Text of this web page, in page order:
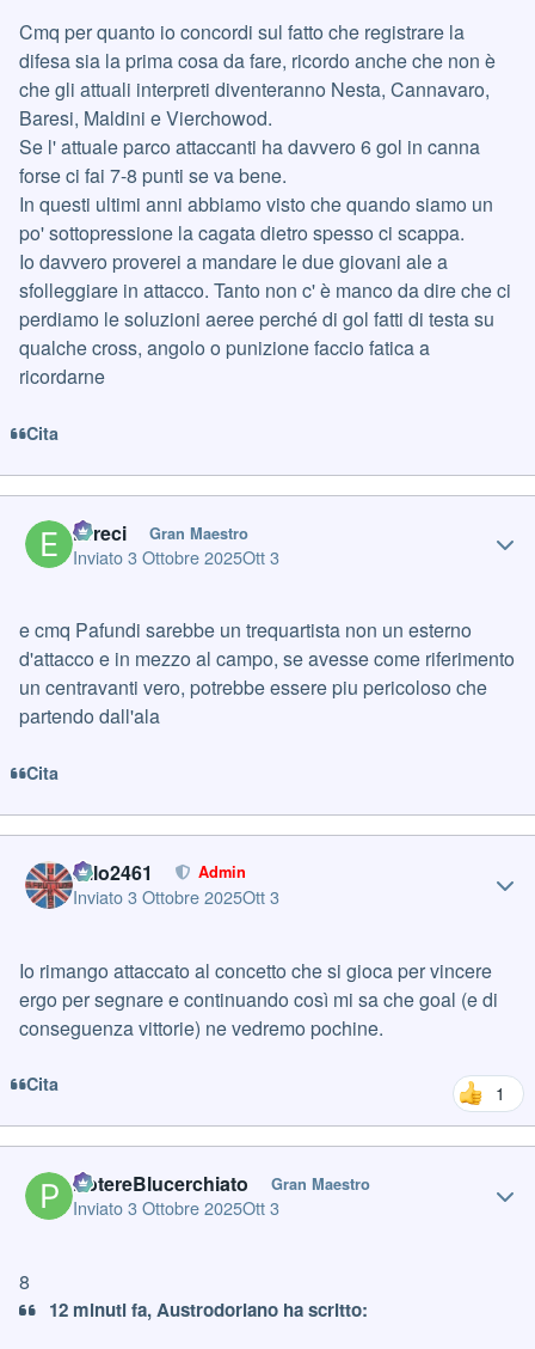
Cmq per quanto io concordi sul fatto che registrare la
difesa sia la prima cosa da fare, ricordo anche che non è
che gli attuali interpreti diventeranno Nesta, Cannavaro,
Baresi, Maldini e Vierchowod.
Se l' attuale parco attaccanti ha davvero 6 gol in canna
forse ci fai 7-8 punti se va bene.
In questi ultimi anni abbiamo visto che quando siamo un
po' sottopressione la cagata dietro spesso ci scappa.
Io davvero proverei a mandare le due giovani ale a
sfolleggiare in attacco. Tanto non c' è manco da dire che ci
perdiamo le soluzioni aeree perché di gol fatti di testa su
qualche cross, angolo o punizione faccio fatica a
ricordarne
Cita
Erreci Gran Maestro
Inviato3 Ottobre 2025Ott 3
e cmq Pafundi sarebbe un trequartista non un esterno
d'attacco e in mezzo al campo, se avesse come riferimento
un centravanti vero, potrebbe essere piu pericoloso che
partendo dall'ala
Cita
cillo2461 Admin
Inviato3 Ottobre 2025Ott 3
Io rimango attaccato al concetto che si gioca per vincere
ergo per segnare e continuando così mi sa che goal (e di
conseguenza vittorie) ne vedremo pochine.
Cita 1
PotereBlucerchiato Gran Maestro
Inviato3 Ottobre 2025Ott 3
8
12 minuti fa, Austrodoriano ha scritto: